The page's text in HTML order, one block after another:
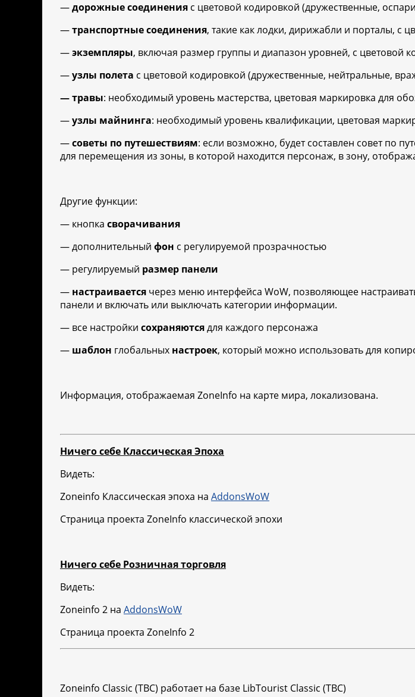
—дорожные соединения с цветовой кодировкой (дружественные,
—транспортные соединения, такие как лодки, дирижабли и порталы, с
—экземпляры, включая размер группы и диапазон уровней, с цветовой
—узлы полета с цветовой кодировкой (дружественные, нейтральные,
— травы: необходимый уровень мастерства, цветовая маркировка для
—узлы майнинга: необходимый уровень квалификации, цветовая
—советы по путешествиям: если возможно, будет составлен совет по
для перемещения из зоны, в которой находится персонаж, в зону,
Другие функции:
— кнопка сворачивания
— дополнительный фон с регулируемой прозрачностью
— регулируемый размер панели
— настраивается через меню интерфейса WoW, позволяющее
панели и включать или выключать категории информации.
— все настройки сохраняютсядля каждого персонажа
— шаблон глобальных настроек, который можно использовать для
Информация, отображаемая ZoneInfo на карте мира, локализована.
Ничего себе Классическая Эпоха
Видеть:
Zoneinfo Классическая эпоха на AddonsWoW
Страница проекта ZoneInfo классической эпохи
Ничего себе Розничная торговля
Видеть:
Zoneinfo 2 на AddonsWoW
Страница проекта ZoneInfo 2
Zoneinfo Classic (TBC) работает на базе LibTourist Classic (TBC)